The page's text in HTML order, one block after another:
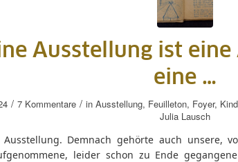
Ausstellung ist
eine …
/ 7 Kommentare / in Ausstellung, Feuilleton, Foyer,
Julia Lausch
Demnach gehörte auch unsere,
leider schon zu Ende